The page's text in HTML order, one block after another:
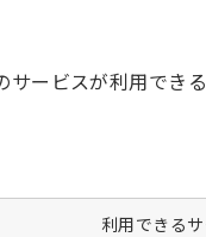
ービスが利用できる
利用できる